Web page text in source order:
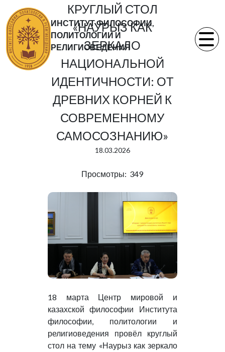
ИНСТИТУТ ФИЛОСОФИИ,
ПОЛИТОЛОГИИ И
РЕЛИГИОВЕДЕНИЯ
КРУГЛЫЙ СТОЛ
«НАУРЫЗ КАК
ЗЕРКАЛО
НАЦИОНАЛЬНОЙ
ИДЕНТИЧНОСТИ: ОТ
ДРЕВНИХ КОРНЕЙ К
СОВРЕМЕННОМУ
САМОСОЗНАНИЮ»
18.03.2026
Просмотры: 349
18 марта Центр мировой и
казахской философии Института
философии, политологии и
религиоведения провёл круглый
стол на тему «Наурыз как зеркало